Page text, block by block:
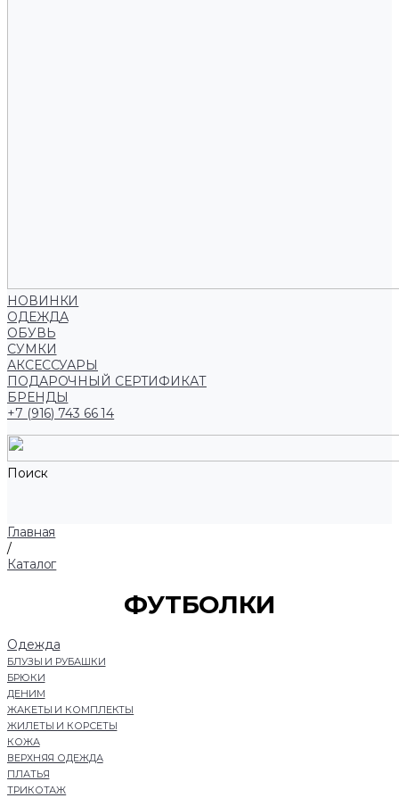
НОВИНКИ
ОДЕЖДА
ОБУВЬ
СУМКИ
АКСЕССУАРЫ
ПОДАРОЧНЫЙ СЕРТИФИКАТ
БРЕНДЫ
+7 (916) 743 66 14
Поиск
Главная
/
Каталог
ФУТБОЛКИ
Одежда
БЛУЗЫ И РУБАШКИ
БРЮКИ
ДЕНИМ
ЖАКЕТЫ И КОМПЛЕКТЫ
ЖИЛЕТЫ И КОРСЕТЫ
КОЖА
ВЕРХНЯЯ ОДЕЖДА
ПЛАТЬЯ
ТРИКОТАЖ